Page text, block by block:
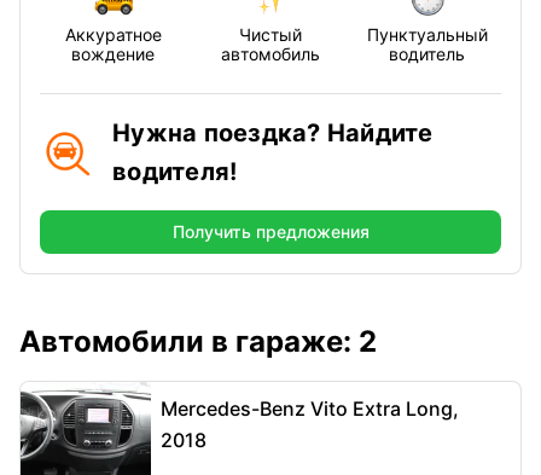
Аккуратное
вождение
Чистый
автомобиль
Пунктуальный
водитель
Нужна поездка? Найдите
водителя!
Получить предложения
Автомобили в гараже: 2
Mercedes-Benz Vito Extra Long,
2018